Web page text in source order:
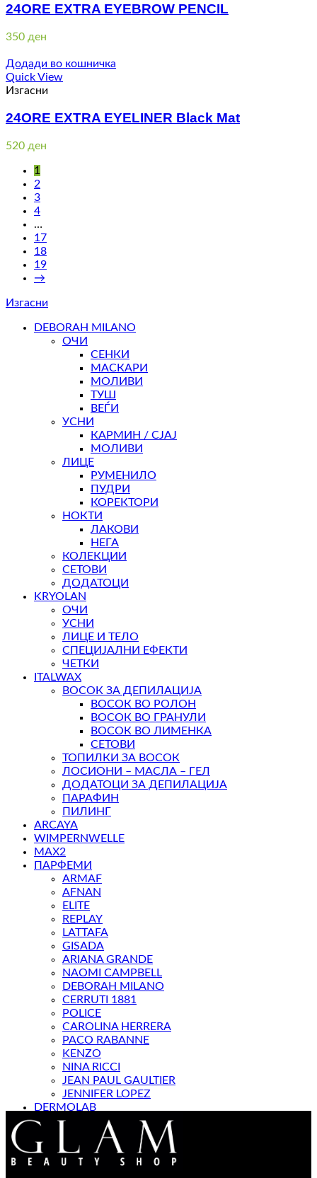
24ORE EXTRA EYEBROW PENCIL
350 ден
Додади во кошничка
Quick View
Изгасни
24ORE EXTRA EYELINER Black Mat
520 ден
1
2
3
4
…
17
18
19
→
Изгасни
DEBORAH MILANO
ОЧИ
СЕНКИ
МАСКАРИ
МОЛИВИ
ТУШ
ВЕЃИ
УСНИ
КАРМИН / СЈАЈ
МОЛИВИ
ЛИЦЕ
РУМЕНИЛО
ПУДРИ
КОРЕКТОРИ
НОКТИ
ЛАКОВИ
НЕГА
КОЛЕКЦИИ
СЕТОВИ
ДОДАТОЦИ
KRYOLAN
ОЧИ
УСНИ
ЛИЦЕ И ТЕЛО
СПЕЦИЈАЛНИ ЕФЕКТИ
ЧЕТКИ
ITALWAX
ВОСОК ЗА ДЕПИЛАЦИЈА
ВОСОК ВО РОЛОН
ВОСОК ВО ГРАНУЛИ
ВОСОК ВО ЛИМЕНКА
СЕТОВИ
ТОПИЛКИ ЗА ВОСОК
ЛОСИОНИ – МАСЛА – ГЕЛ
ДОДАТОЦИ ЗА ДЕПИЛАЦИЈА
ПАРАФИН
ПИЛИНГ
ARCAYA
WIMPERNWELLE
MAX2
ПАРФЕМИ
ARMAF
AFNAN
ELITE
REPLAY
LATTAFA
GISADA
ARIANA GRANDE
NAOMI CAMPBELL
DEBORAH MILANO
CERRUTI 1881
POLICE
CAROLINA HERRERA
PACO RABANNE
KENZO
NINA RICCI
JEAN PAUL GAULTIER
JENNIFER LOPEZ
DERMOLAB
МАГАЗИН